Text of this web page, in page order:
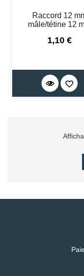
Raccord 12
mâle/tétine 12
Prix
1,10 €